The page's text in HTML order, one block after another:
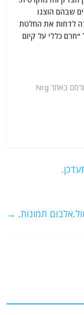
שבהם הוצגו
לדחות את החלטת
כללי על קיום
כותב המאמר: יאיר קראוס – עיתונאי בצפון פורסם באתר Nrg
תמונות. →